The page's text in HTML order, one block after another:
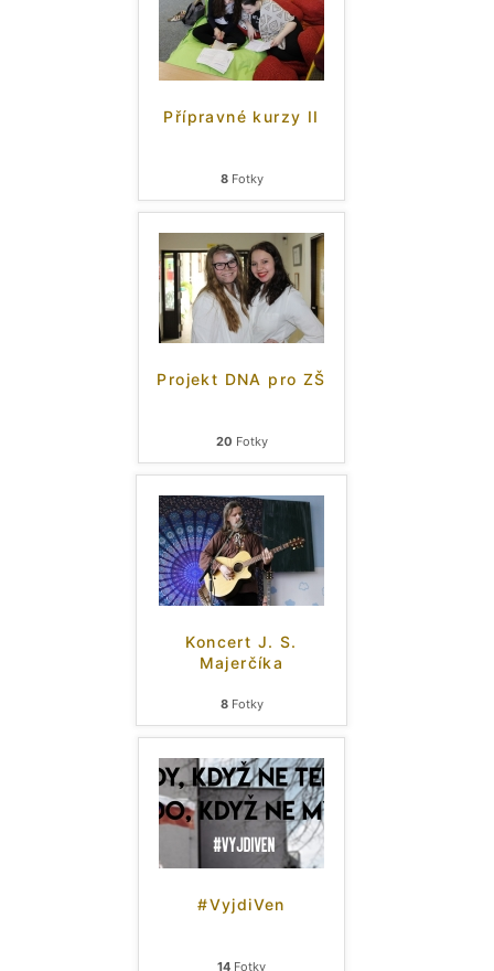
Přípravné kurzy II
8Fotky
Projekt DNA pro ZŠ
20 Fotky
Koncert J. S.
Majerčíka
8Fotky
#VyjdiVen
14 Fotky